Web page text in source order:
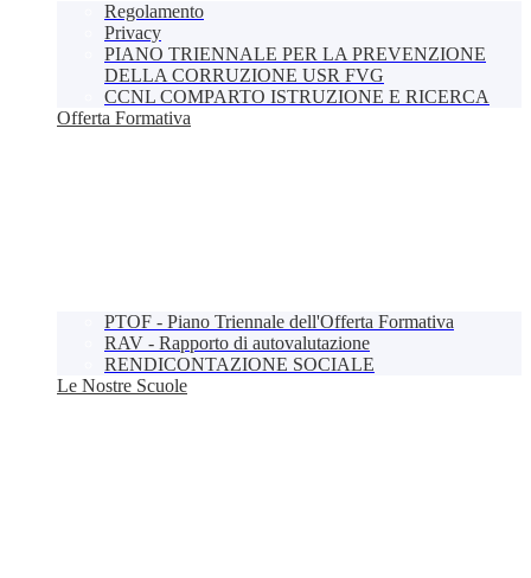
Regolamento
Privacy
PIANO TRIENNALE PER LA PREVENZIONE
DELLA CORRUZIONE USR FVG
CCNL COMPARTO ISTRUZIONE E RICERCA
Offerta Formativa
PTOF - Piano Triennale dell'Offerta Formativa
RAV - Rapporto di autovalutazione
RENDICONTAZIONE SOCIALE
Le Nostre Scuole